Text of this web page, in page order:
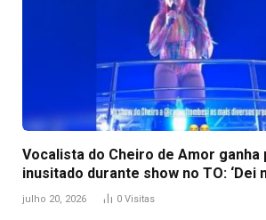
Vocalista do Cheiro de Amor ganha
inusitado durante show no TO: ‘Dei
julho 20, 2026 0 Visitas